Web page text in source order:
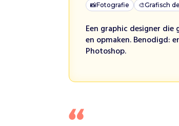
t
c
S
📸Fotografie 🎨Grafisch
Een graphic designer
en opmaken. Benodigd:
Photoshop.